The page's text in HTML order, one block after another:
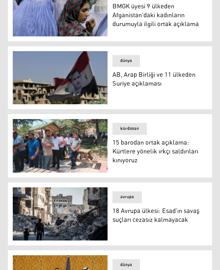
BMGK üyesi 9 ülkeden Afganistan’daki kadınların
BMGK üyesi 9 ülkeden
Afganistan’daki kadınların
durumuyla ilgili ortak açıklama
AB, Arap Birliği ve 11 ülkeden Suriye açıklaması
dünya
AB, Arap Birliği ve 11 ülkeden
Suriye açıklaması
Ankara’nın Altındağ ilçesinde bir Kürt aileye yönelik
kürdistan
15 barodan ortak açıklama:
Kürtlere yönelik ırkçı saldırıları
kınıyoruz
Suriye'deki iç savaş 10'uncu yılını geride bıraktı
avrupa
18 Avrupa ülkesi: Esad’ın savaş
suçları cezasız kalmayacak
dünya